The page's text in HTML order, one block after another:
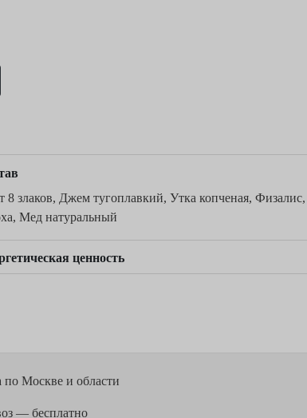
8 злаков, Джем тугоплавкий, Утка копченая,
Мед натуральный
ценность
по Москве и области
— бесплатно